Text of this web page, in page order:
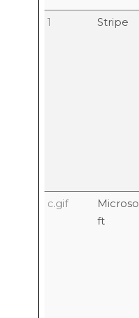
1 Stripe
c.gif
Microso
ft